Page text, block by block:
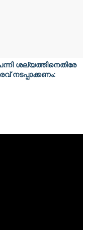
ശല്യത്തിനെതിരേ
നടപ്പാക്കണം: